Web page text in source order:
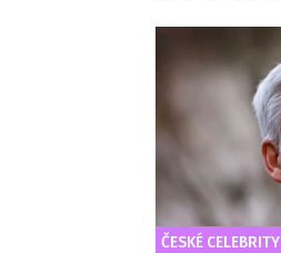
životní příběh.
ČESKÉ CELEBRITY